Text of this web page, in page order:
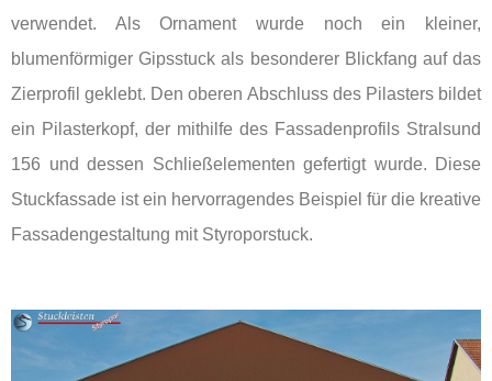
verwendet. Als Ornament wurde noch ein kleiner,
blumenförmiger Gipsstuck als besonderer Blickfang auf das
Zierprofil geklebt. Den oberen Abschluss des Pilasters bildet
ein Pilasterkopf, der mithilfe des Fassadenprofils Stralsund
156 und dessen Schließelementen gefertigt wurde. Diese
Stuckfassade ist ein hervorragendes Beispiel für die kreative
Fassadengestaltung mit Styroporstuck.